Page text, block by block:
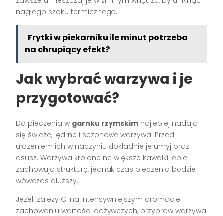
nagłego szoku termicznego.
Frytki w piekarniku ile minut potrzeba
na chrupiący efekt?
Jak wybrać warzywa i je
przygotować?
Do pieczenia w garnku rzymskim najlepiej nadają
się świeże, jędrne i sezonowe warzywa. Przed
ułożeniem ich w naczyniu dokładnie je umyj oraz
osusz. Warzywa krojone na większe kawałki lepiej
zachowują strukturę, jednak czas pieczenia będzie
wówczas dłuższy.
Jeżeli zależy Ci na intensywniejszym aromacie i
zachowaniu wartości odżywczych, przypraw warzywa